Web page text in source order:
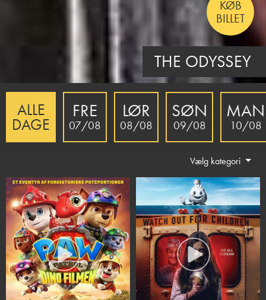
KØB
BILLET
MINIONS & MONSTERS - DK TALE
ALLE
DAGE
FRE
07/08
LØR
08/08
SØN
09/08
MAN
10/08
Vælg kategori